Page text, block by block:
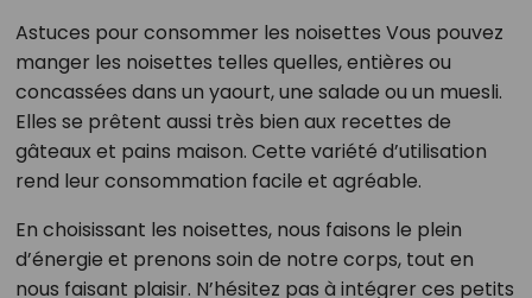
Astuces pour consommer les noisettes Vous pouvez
manger les noisettes telles quelles, entières ou
concassées dans un yaourt, une salade ou un muesli.
Elles se prêtent aussi très bien aux recettes de
gâteaux et pains maison. Cette variété d’utilisation
rend leur consommation facile et agréable.
En choisissant les noisettes, nous faisons le plein
d’énergie et prenons soin de notre corps, tout en
nous faisant plaisir. N’hésitez pas à intégrer ces petits